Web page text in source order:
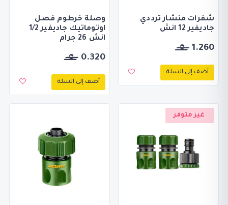
شفرات منشار ترددي
جاديفير 12 انش
1.260
أضف إلى السلة
وصلة خرطوم فصل
اوتوماتيك جاديفير 1/2
انش 26 جرام
0.320
أضف إلى السلة
غير متوفر